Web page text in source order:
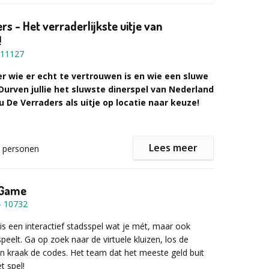
(bier, fris, huiswijn, koffie of thee)
voor onderweg
begeleiding
beste team en rat
€ 32,00 p.p. excl. BTW
informatie of een vrijblijvende offerte het
in!
heb je het volgende nodig:
smartphone
te downloaden
in!
- Het verraderlijkste uitje van
11127
wie er echt te vertrouwen is en wie een sluwe
jullie het sluwste dinerspel van Nederland
De Verraders als uitje op locatie naar keuze!
vertrouwelingen?
uitdagend en bloedstollend avontuur. Weten jullie
geëlimineerd? Het is slechts een kwestie van
de verraders weten iedereens rol. Dus blijf scherp
bedrogen.
en denkopdrachten en missies.
begeleiding, toffe spelmaterialen en
personen Lees meer
10732
een interactief stadsspel wat je mét, maar ook
Ga op zoek naar de virtuele kluizen, los de
kraak de codes. Het team dat het meeste geld buit
spel!